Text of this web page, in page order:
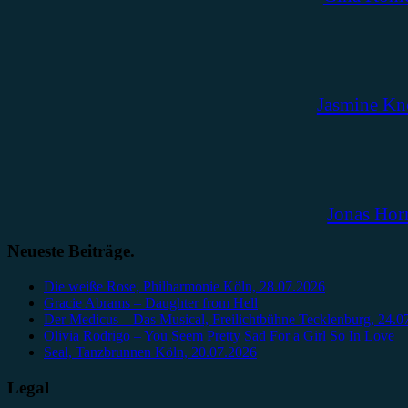
Jasmine
Jonas
Neueste Beiträge.
Die weiße Rose, Philharmonie Köln, 28.07.2026
Gracie Abrams – Daughter from Hell
Der Medicus – Das Musical, Freilichtbühne Tecklenburg,
Olivia Rodrigo – You Seem Pretty Sad For a Girl So In Love
Seal, Tanzbrunnen Köln, 20.07.2026
Legal